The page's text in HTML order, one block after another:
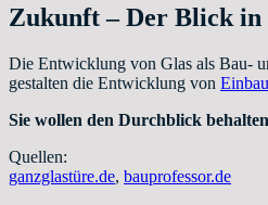
Zukunft – Der Blick in
Die Entwicklung von Glas als Bau-
gestalten die Entwicklung von
Sie wollen den Durchblick
Quellen:
ganzglastüre.de, bauprofessor.de